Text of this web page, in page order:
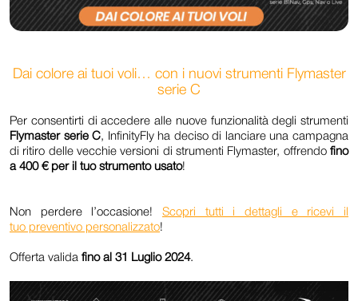
Dai colore ai tuoi voli… con i nuovi strumenti Flymaster
serie C
Per consentirti di accedere alle nuove funzionalità degli strumenti
Flymaster serie C, InfinityFly ha deciso di lanciare una campagna
di ritiro delle vecchie versioni di strumenti Flymaster, offrendo fino
a 400 € per il tuo strumento usato!
Non perdere l’occasione! Scopri tutti i dettagli e ricevi il
tuo preventivo personalizzato!
Offerta valida fino al 31 Luglio 2024.